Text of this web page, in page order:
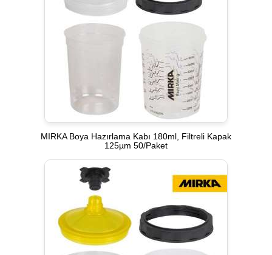
MIRKA Boya Hazırlama Kabı 180ml, Filtreli Kapak
125µm 50/Paket